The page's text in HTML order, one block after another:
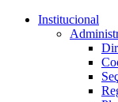
Conteúdo principal
Institucional